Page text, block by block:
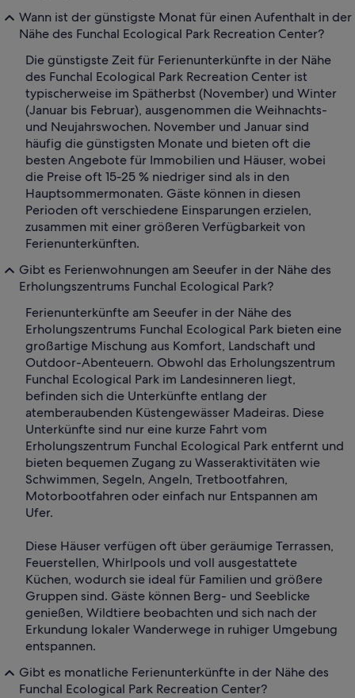
Wann ist der günstigste Monat für einen Aufenthalt in der
Nähe des Funchal Ecological Park Recreation Center?
Die günstigste Zeit für Ferienunterkünfte in der Nähe
des Funchal Ecological Park Recreation Center ist
typischerweise im Spätherbst (November) und Winter
(Januar bis Februar), ausgenommen die Weihnachts-
und Neujahrswochen. November und Januar sind
häufig die günstigsten Monate und bieten oft die
besten Angebote für Immobilien und Häuser, wobei
die Preise oft 15-25 % niedriger sind als in den
Hauptsommermonaten. Gäste können in diesen
Perioden oft verschiedene Einsparungen erzielen,
zusammen mit einer größeren Verfügbarkeit von
Ferienunterkünften.
Gibt es Ferienwohnungen am Seeufer in der Nähe des
Erholungszentrums Funchal Ecological Park?
Ferienunterkünfte am Seeufer in der Nähe des
Erholungszentrums Funchal Ecological Park bieten eine
großartige Mischung aus Komfort, Landschaft und
Outdoor-Abenteuern. Obwohl das Erholungszentrum
Funchal Ecological Park im Landesinneren liegt,
befinden sich die Unterkünfte entlang der
atemberaubenden Küstengewässer Madeiras. Diese
Unterkünfte sind nur eine kurze Fahrt vom
Erholungszentrum Funchal Ecological Park entfernt und
bieten bequemen Zugang zu Wasseraktivitäten wie
Schwimmen, Segeln, Angeln, Tretbootfahren,
Motorbootfahren oder einfach nur Entspannen am
Ufer.
Diese Häuser verfügen oft über geräumige Terrassen,
Feuerstellen, Whirlpools und voll ausgestattete
Küchen, wodurch sie ideal für Familien und größere
Gruppen sind. Gäste können Berg- und Seeblicke
genießen, Wildtiere beobachten und sich nach der
Erkundung lokaler Wanderwege in ruhiger Umgebung
entspannen.
Gibt es monatliche Ferienunterkünfte in der Nähe des
Funchal Ecological Park Recreation Center?